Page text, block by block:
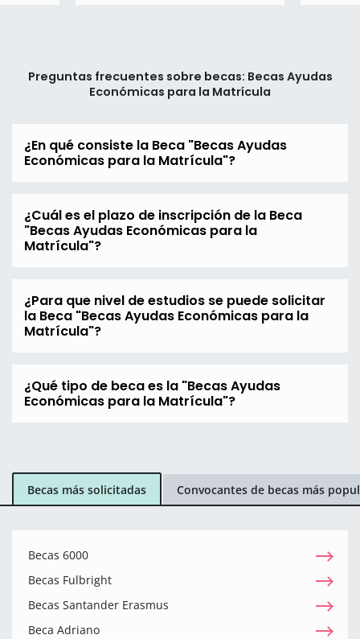
Preguntas frecuentes sobre becas: Becas Ayudas
Económicas para la Matrícula
¿En qué consiste la Beca "Becas Ayudas
Económicas para la Matrícula"?
¿Cuál es el plazo de inscripción de la Beca
"Becas Ayudas Económicas para la
Matrícula"?
¿Para que nivel de estudios se puede solicitar
la Beca "Becas Ayudas Económicas para la
Matrícula"?
¿Qué tipo de beca es la "Becas Ayudas
Económicas para la Matrícula"?
Becas más solicitadas Convocantes de becas más
Becas 6000
Becas Fulbright
Becas Santander Erasmus
Beca Adriano